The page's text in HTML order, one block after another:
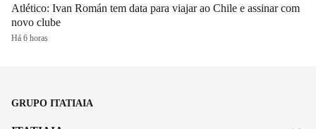
Atlético: Ivan Román tem data para viajar ao Chile e assinar com
novo clube
Há 6 horas
GRUPO ITATIAIA